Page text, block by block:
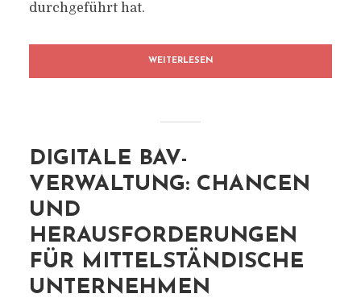
durchgeführt hat.
WEITERLESEN
DIGITALE BAV-
VERWALTUNG: CHANCEN
UND
HERAUSFORDERUNGEN
FÜR MITTELSTÄNDISCHE
UNTERNEHMEN